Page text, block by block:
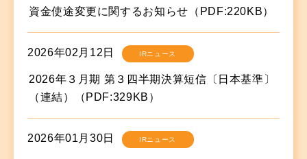
資金使途変更に関するお知らせ（PDF:220KB）
2026年02月12日 IRニュース
2026年３月期 第３四半期決算短信〔日本基準〕
（連結）（PDF:329KB）
2026年01月30日 IRニュース